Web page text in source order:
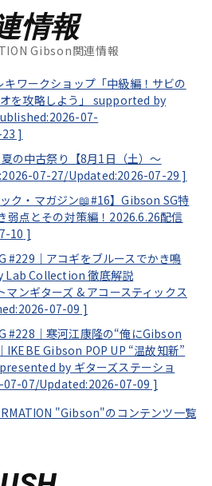
情報
Gibson関連情報
キワークショップ「中級編！サビの
を攻略しよう」 supported by
07-
]
の中古祭り【8月1日（土）～
07-27/Updated:2026-07-29 ]
ク・マガジン📖#16】Gibson SG特
弱点とその対策編！2026.6.26配信
10 ]
#229｜アコギをブルースでかき鳴
Lab Collection 徹底解説
マンギターズ & アコースティックス
07-09 ]
#228｜寒河江康隆の“俺にGibson
IKEBE Gibson POP UP “温故知新”
by ギターズステーショ
07-07/Updated:2026-07-09 ]
"Gibson"のコンテンツ一覧